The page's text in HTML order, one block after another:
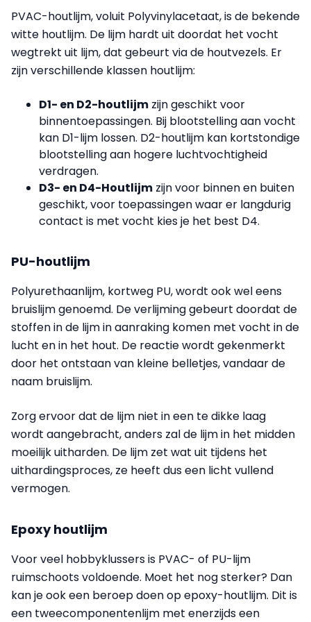
PVAC-houtlijm, voluit Polyvinylacetaat, is de bekende
witte houtlijm. De lijm hardt uit doordat het vocht
wegtrekt uit lijm, dat gebeurt via de houtvezels. Er
zijn verschillende klassen houtlijm:
D1- en D2-houtlijm zijn geschikt voor
binnentoepassingen. Bij blootstelling aan vocht
kan D1-lijm lossen. D2-houtlijm kan kortstondige
blootstelling aan hogere luchtvochtigheid
verdragen.
D3- en D4-Houtlijm zijn voor binnen en buiten
geschikt, voor toepassingen waar er langdurig
contact is met vocht kies je het best D4.
PU-houtlijm
Polyurethaanlijm, kortweg PU, wordt ook wel eens
bruislijm genoemd. De verlijming gebeurt doordat de
stoffen in de lijm in aanraking komen met vocht in de
lucht en in het hout. De reactie wordt gekenmerkt
door het ontstaan van kleine belletjes, vandaar de
naam bruislijm.
Zorg ervoor dat de lijm niet in een te dikke laag
wordt aangebracht, anders zal de lijm in het midden
moeilijk uitharden. De lijm zet wat uit tijdens het
uithardingsproces, ze heeft dus een licht vullend
vermogen.
Epoxy houtlijm
Voor veel hobbyklussers is PVAC- of PU-lijm
ruimschoots voldoende. Moet het nog sterker? Dan
kan je ook een beroep doen op epoxy-houtlijm. Dit is
een tweecomponentenlijm met enerzijds een